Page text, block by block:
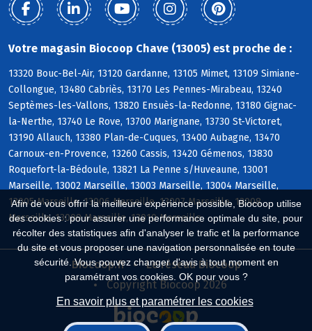
Afin de vous offrir la meilleure expérience possible, Biocoop utilise
des cookies : pour assurer une performance optimale du site, pour
récolter des statistiques afin d'analyser le trafic et la performance
du site et vous proposer une navigation personnalisée en toute
sécurité. Vous pouvez changer d'avis à tout moment en
paramétrant vos cookies. OK pour vous ?
En savoir plus et paramétrer les cookies
Votre magasin Biocoop Chave (13005) est proche de :
13320 Bouc-Bel-Air, 13120 Gardanne, 13105 Mimet, 13109 Simiane-
Collongue, 13480 Cabriès, 13170 Les Pennes-Mirabeau, 13240
Septèmes-les-Vallons, 13820 Ensuès-la-Redonne, 13180 Gignac-
la-Nerthe, 13740 Le Rove, 13700 Marignane, 13730 St-Victoret,
13190 Allauch, 13380 Plan-de-Cuques, 13400 Aubagne, 13470
Carnoux-en-Provence, 13260 Cassis, 13420 Gémenos, 13830
Roquefort-la-Bédoule, 13821 La Penne s/Huveaune, 13001
Marseille, 13002 Marseille, 13003 Marseille, 13004 Marseille,
13005 Marseille, 13006 Marseille, 13007 Marseille, 13008
Marseille, 13009 Marseille, 13010 Marseille
Biocoop.fr
Le réseau Biocoop
Copyright Biocoop 2026